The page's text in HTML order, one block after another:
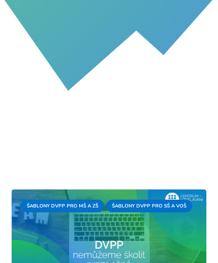
ŠABLONY DVPP PRO MŠ A ZŠ ŠABLONY DVPP PRO SŠ A VOŠ